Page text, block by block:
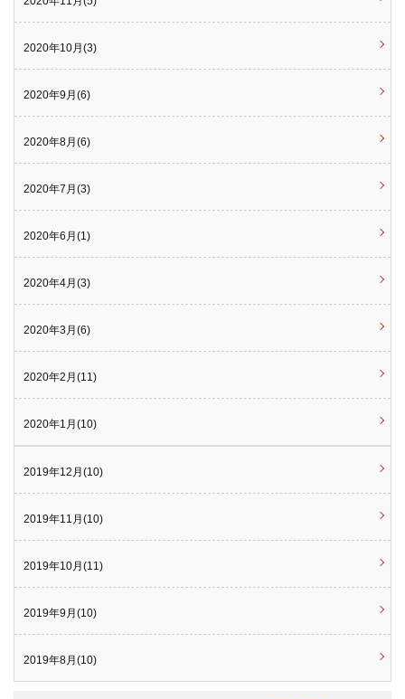
2020年10月(3)
2020年9月(6)
2020年8月(6)
2020年7月(3)
2020年6月(1)
2020年4月(3)
2020年3月(6)
2020年2月(11)
2020年1月(10)
2019年12月(10)
2019年11月(10)
2019年10月(11)
2019年9月(10)
2019年8月(10)